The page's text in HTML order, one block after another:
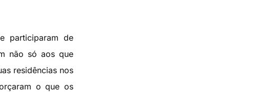
participaram de
não só aos que
residências nos
o que os